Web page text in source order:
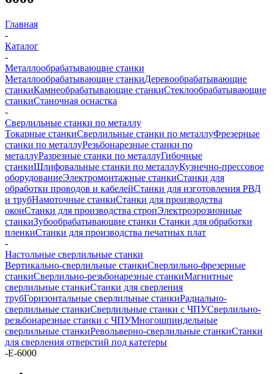
Главная
-
Каталог
-
Металлообрабатывающие станки
Металлообрабатывающие станкиДеревообрабатывающие
станкиКамнеобрабатывающие станкиСтеклообрабатывающие
станкиСтаночная оснастка
-
Сверлильные станки по металлу
Токарные станкиСверлильные станки по металлуФрезерные
станки по металлуРезьбонарезные станки по
металлуРазрезные станки по металлуГибочные
станкиШлифовальные станки по металлуКузнечно-прессовое
оборудованиеЭлектромонтажные станкиСтанки для
обработки проводов и кабелейСтанки для изготовления РВД
и трубНамоточные станкиСтанки для производства
оконСтанки для производства стропЭлектроэрозионные
станкиЗубообрабатывающие станки Станки для обработки
пленкиСтанки для производства печатных плат
-
Настольные сверлильные станки
Вертикально-сверлильные станкиСверлильно-фрезерные
станкиСверлильно-резьбонарезные станкиМагнитные
сверлильные станкиСтанки для сверления
трубГоризонтальные сверлильные станкиРадиально-
сверлильные станкиСверлильные станки с ЧПУСверлильно-
резьбонарезные станки с ЧПУМногошпиндельные
сверлильные станкиРевольверно-сверлильные станкиСтанки
для сверления отверстий под катетеры
-E-6000